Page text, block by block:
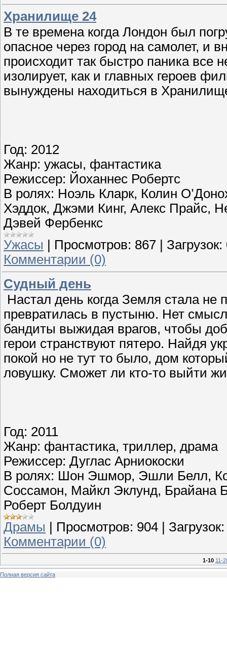
Хранилище 24
В те времена когда Лондон был
опасное через город на самолет, и
происходит так быстро паника все
изолирует, как и главных героев
вынуждены находиться в
Год: 2012
Жанр: ужасы, фантастика
Режиссер: Йоханнес Робертс
В ролях: Ноэль Кларк, Колин
Хэддок, Джэми Кинг, Алекс Прайс,
Дэвей Фербенкс
Ужасы
Просмотров: 867 Загрузок:
Комментарии (0)
Судный день
Настал день когда Земля стала не
превратилась в пустыню. Нет
бандиты выжидая врагов, чтобы
герои странствуют пятеро. Найдя
покой но не тут то было, дом
ловушку. Сможет ли кто-то выйти
Год: 2011
Жанр: фантастика, триллер, драма
Режиссер: Дуглас Арниокоски
В ролях: Шон Эшмор, Эшли Белл,
Соссамон, Майкл Эклунд, Брайана
Роберт Болдуин
Драмы
Просмотров: 904
Загрузок:
Комментарии (0)
1-10 11-
Полная версия сайта